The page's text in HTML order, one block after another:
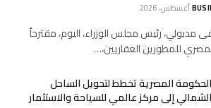
رئيس مجلس الوزراء، اليوم، مقترحاً
للمطورين العقاريين،…
الحكومة المصرية تخطط لتحويل الساحل
الشمالي إلى مركز عالمي للسياحة والاستثمار